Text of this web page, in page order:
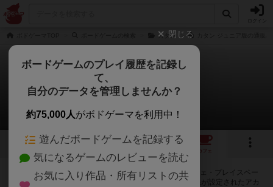
カタン
カタン：ジュニア版
34店のカフェ/スペースが提供中
3 7
カフェ
カタン：ジュニア版で遊ぶことができるボードゲームカフェ・プレイスペー
スが34店登録されています。公開プロフィールの都道府県が設定されたアカ
閉じる
ボードゲームのプレイ履歴を記録し
て、
自分のデータを管理しませんか？
約75,000人がボドゲーマを利用中！
遊んだボードゲームを記録する
気になるゲームのレビューを読む
お気に入り作品・所有リストの共